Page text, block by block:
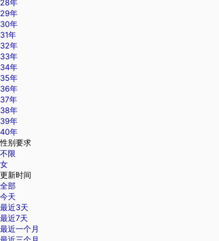
28年
29年
30年
31年
32年
33年
34年
35年
36年
37年
38年
39年
40年
性别要求
不限
女
更新时间
全部
今天
最近3天
最近7天
最近一个月